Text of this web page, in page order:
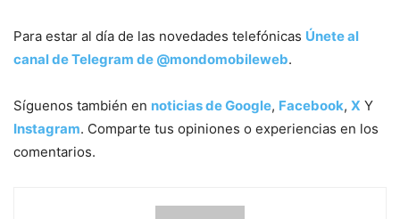
Para estar al día de las novedades telefónicas Únete al
canal de Telegram de @mondomobileweb.
Síguenos también en noticias de Google, Facebook, X Y
Instagram. Comparte tus opiniones o experiencias en los
comentarios.